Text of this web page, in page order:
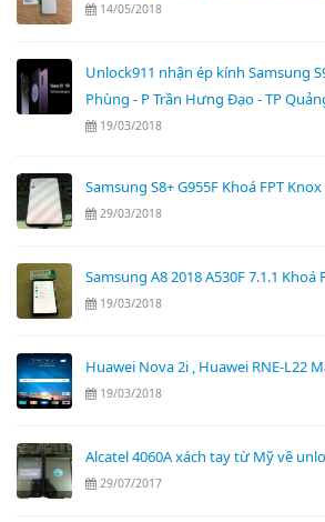
14/05/2018
Unlock911 nhận ép kính Samsung
Phùng - P Trần Hưng Đạo - TP
19/03/2018
Samsung S8+ G955F Khoá FPT
29/03/2018
Samsung A8 2018 A530F 7.1.1
19/03/2018
Huawei Nova 2i , Huawei RNE-L22
19/03/2018
Alcatel 4060A xách tay từ Mỹ về
29/07/2017